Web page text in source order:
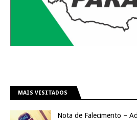
MAIS VISITADOS
Nota de Falecimento –